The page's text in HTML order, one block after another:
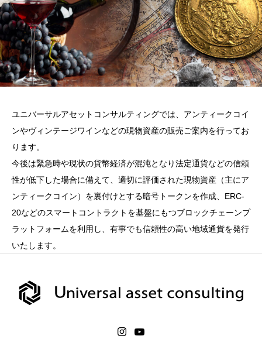
ユニバーサルアセットコンサルティングでは、アンティークコイ
ンやヴィンテージワインなどの現物資産の販売ご案内を行ってお
ります。
今後は緊急時や現状の貨幣経済が混沌となり法定通貨などの信頼
性が低下した場合に備えて、適切に評価された現物資産（主にア
ンティークコイン）を裏付けとする暗号トークンを作成、ERC-
20などのスマートコントラクトを基盤にもつブロックチェーンプ
ラットフォームを利用し、有事でも信頼性の高い地域通貨を発行
いたします。